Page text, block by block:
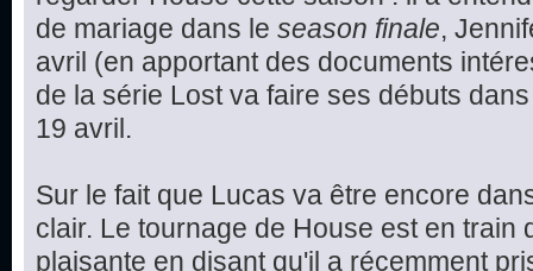
de mariage dans le season finale,
avril (en apportant des documents
de la série Lost va faire ses débuts
19 avril.
Sur le fait que Lucas va être encore
clair. Le tournage de House est en train
plaisante en disant qu'il a récemment